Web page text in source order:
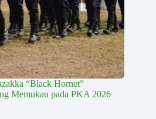
“Black Hornet”
Memukau pada PKA 2026